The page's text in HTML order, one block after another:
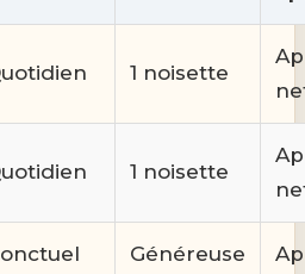
1 noisette
1 noisette
Généreuse